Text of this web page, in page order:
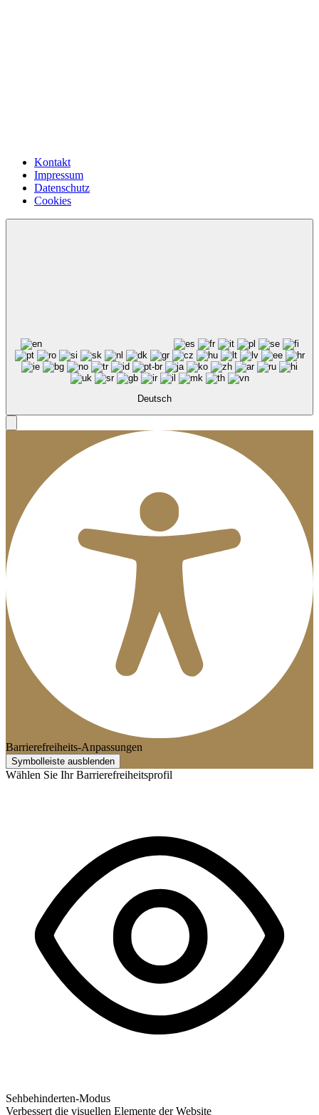
Kontakt
Impressum
Datenschutz
Cookies
Deutsch
Barrierefreiheits-Anpassungen
Symbolleiste ausblenden
Wählen Sie Ihr Barrierefreiheitsprofil
Sehbehinderten-Modus
Verbessert die visuellen Elemente der Website